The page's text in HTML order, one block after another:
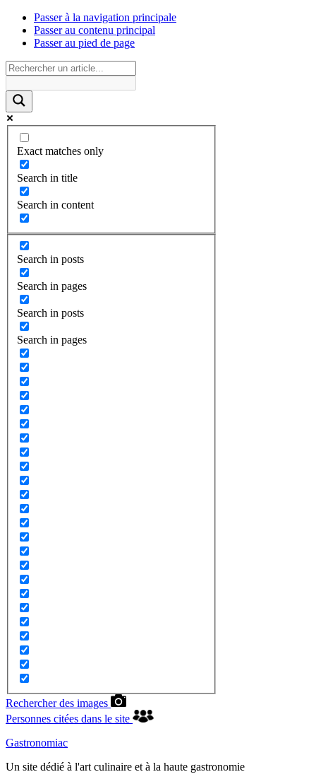
Passer à la navigation principale
Passer au contenu principal
Passer au pied de page
Exact matches only
Search in title
Search in content
Search in posts
Search in pages
Search in posts
Search in pages
Rechercher des images
Personnes citées dans le site
Gastronomiac
Un site dédié à l'art culinaire et à la haute gastronomie